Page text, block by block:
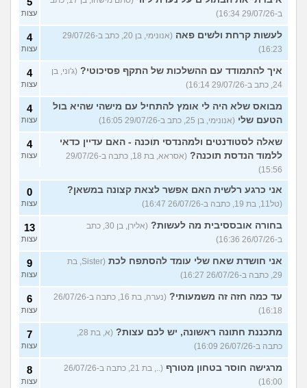
ב-29/07/26 16:34)
עצות
לעשות קרחת ולשים פאה
(אנונימי, בן 20, כתב ב-29/07/26
16:23)
4
עצות
איך להתמודד עם ההשלכות של התקף פסיכוטי? (ג'וני, בן
24, כתב ב-29/07/26 16:14)
4
עצות
מבואס שלא היה לי אומץ להתחיל עם מישהי שהיא בול
הטעם שלי (אנונימי, בן 25, כתב ב-29/07/26 16:05)
4
עצות
שאלה לסטודנטים ולמהנדסי תוכנה - האם עדיין כדאי
ללמוד הנדסת תוכנה?
(אסראא, בת 18, כתבה ב-29/07/26
15:56)
4
עצות
אני כרגע רלשית האם אפשר לצאת קצונה במשאן?
(טל11, בת 19, כתבה ב-26/07/26 16:47)
0
עצות
בחורה אובססיבית מה לעשות?
(אלירן, בן 30, כתב
ב-26/07/26 16:36)
13
עצות
אני חושדת שאח שלי עומד להסתפח לכת
(Sister, בת
29, כתבה ב-26/07/26 16:27)
9
עצות
עד כמה חזה זה משמעותי?
(נערה, בת 16, כתבה ב-26/07/26
16:18)
6
עצות
מתכננת חתונה ראשונה, יש לכם עצות?
(א, בת 28,
כתבה ב-26/07/26 16:09)
7
עצות
מרגישה חוסר בטחון מטורף
(.., בת 21, כתבה ב-26/07/26
16:00)
8
עצות